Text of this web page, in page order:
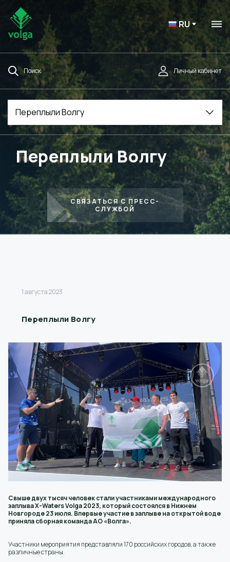
RU
Поиск Личный кабинет
Переплыли Волгу
Переплыли Волгу
СВЯЗАТЬСЯ С ПРЕСС-
СЛУЖБОЙ
1 августа 2023
Переплыли Волгу
Свыше двух тысяч человек стали участниками международного
заплыва Х-Waters Volga 2023, который состоялся в Нижнем
Новгороде 23 июля. Впервые участие в заплыве на открытой воде
приняла сборная команда АО «Волга».
Участники мероприятия представляли 170 российских городов, а также
различные страны.